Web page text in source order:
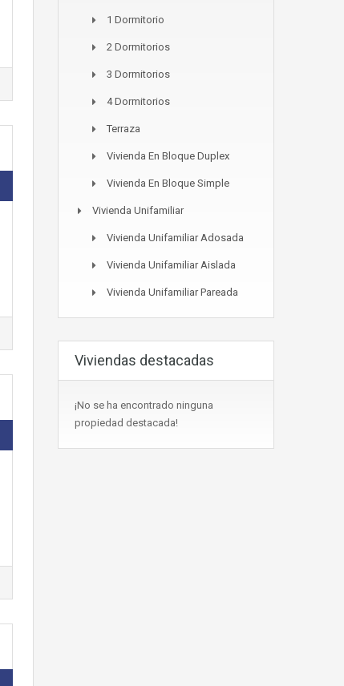
1 Dormitorio
2 Dormitorios
3 Dormitorios
4 Dormitorios
Terraza
Vivienda En Bloque Duplex
Vivienda En Bloque Simple
Vivienda Unifamiliar
Vivienda Unifamiliar Adosada
Vivienda Unifamiliar Aislada
Vivienda Unifamiliar Pareada
Viviendas destacadas
¡No se ha encontrado ninguna
propiedad destacada!